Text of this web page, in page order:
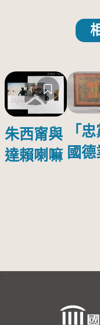
朱西甯與
達賴喇嘛
「
國